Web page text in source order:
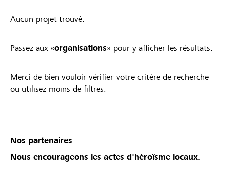
Aucun projet trouvé.
Passez aux «organisations» pour y afficher les résultats.
Merci de bien vouloir vérifier votre critère de recherche
ou utilisez moins de filtres.
Nos partenaires
Nous encourageons les actes d'héroïsme locaux.